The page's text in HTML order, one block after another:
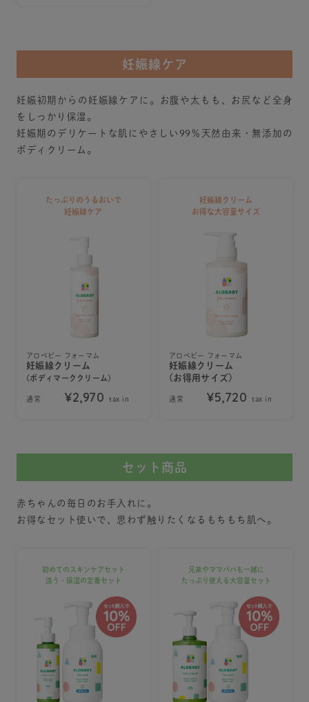
妊娠線ケア
妊娠初期からの妊娠線ケアに。お腹や太もも、お尻など全身
をしっかり保湿。
妊娠期のデリケートな肌にやさしい99％天然由来・無添加の
ボディクリーム。
たっぷりのうるおいで
妊娠線ケア
アロベビー フォーマム
妊娠線クリーム
(ボディマーククリーム)
通常 ¥2,970 tax in
妊娠線クリーム
お得な大容量サイズ
アロベビー フォーマム
妊娠線クリーム
(お得用サイズ)
通常 ¥5,720 tax in
セット商品
赤ちゃんの毎日のお手入れに。
お得なセット使いで、思わず触りたくなるもちもち肌へ。
初めてのスキンケアセット
洗う・保湿の定番セット
兄弟やママパパも一緒に
たっぷり使える大容量セット